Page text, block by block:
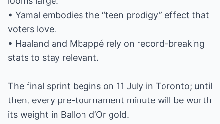
• Yamal embodies the “teen prodigy” effect that
voters love.
• Haaland and Mbappé rely on record-breaking
stats to stay relevant.
The final sprint begins on 11 July in Toronto; until
then, every pre-tournament minute will be worth
its weight in Ballon d’Or gold.